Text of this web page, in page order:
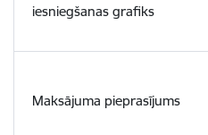
iesniegšanas grafiks
Maksājuma pieprasījums